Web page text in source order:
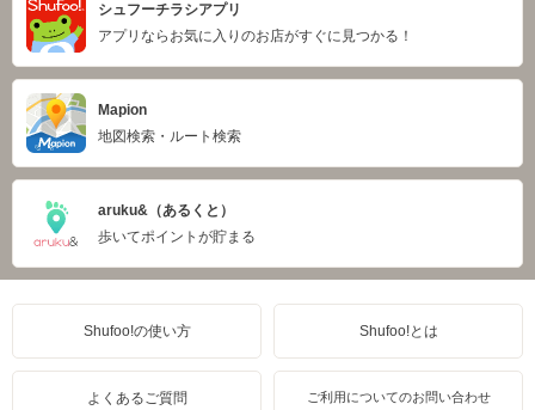
シュフーチラシアプリ
アプリならお気に入りのお店がすぐに見つかる！
Mapion
地図検索・ルート検索
aruku&（あるくと）
歩いてポイントが貯まる
Shufoo!の使い方 Shufoo!とは
よくあるご質問 ご利用についてのお問い合わせ